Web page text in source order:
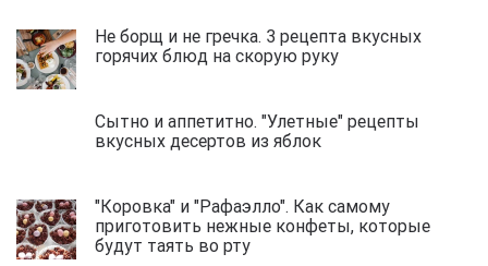
Не борщ и не гречка. 3 рецепта вкусных
горячих блюд на скорую руку
Сытно и аппетитно. "Улетные" рецепты
вкусных десертов из яблок
"Коровка" и "Рафаэлло". Как самому
приготовить нежные конфеты, которые
будут таять во рту